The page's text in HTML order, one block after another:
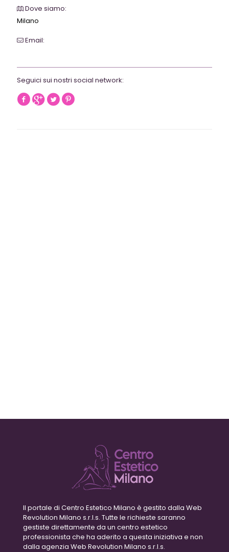
Dove siamo:
Milano
Email:
Seguici sui nostri social network:
Il portale di Centro Estetico Milano è gestito dalla Web
Revolution Milano s.r.l.s. Tutte le richieste saranno
gestiste direttamente da un centro estetico
professionista che ha aderito a questa iniziativa e non
dalla agenzia Web Revolution Milano s.r.l.s.